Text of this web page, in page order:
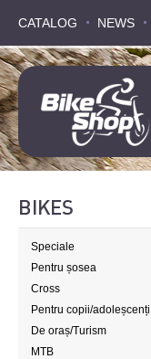
CATALOG NEWS
CATALOG NEWS
BIKES
Speciale
Pentru șosea
Cross
Pentru copii/adoleșcenți
De oraș/Turism
MTB